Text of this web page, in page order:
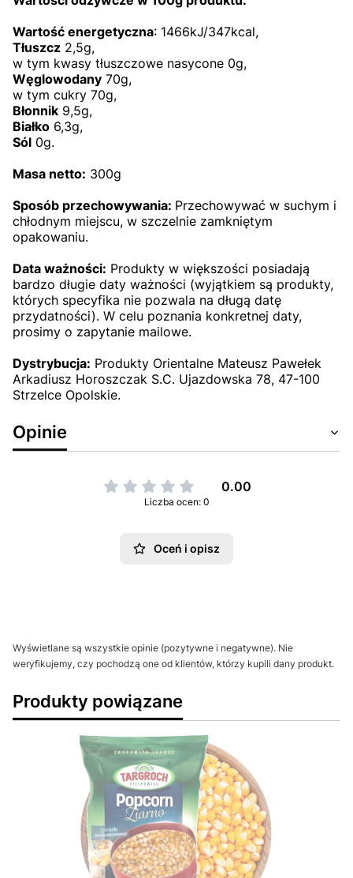
Wartość energetyczna: 1466kJ/347kcal,
Tłuszcz 2,5g,
w tym kwasy tłuszczowe nasycone 0g,
Węglowodany 70g,
w tym cukry 70g,
Błonnik 9,5g,
Białko 6,3g,
Sól 0g.
Masa netto: 300g
Sposób przechowywania: Przechowywać w suchym i
chłodnym miejscu, w szczelnie zamkniętym
opakowaniu.
Data ważności: Produkty w większości posiadają
bardzo długie daty ważności (wyjątkiem są produkty,
których specyfika nie pozwala na długą datę
przydatności). W celu poznania konkretnej daty,
prosimy o zapytanie mailowe.
Dystrybucja: Produkty Orientalne Mateusz Pawełek
Arkadiusz Horoszczak S.C. Ujazdowska 78, 47-100
Strzelce Opolskie.
Opinie
0.00
Liczba ocen: 0
Oceń i opisz
Wyświetlane są wszystkie opinie (pozytywne i negatywne). Nie
weryfikujemy, czy pochodzą one od klientów, którzy kupili dany produkt.
Produkty powiązane